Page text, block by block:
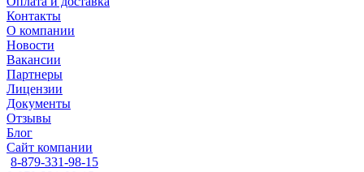
Контакты
О компании
Новости
Вакансии
Партнеры
Лицензии
Документы
Отзывы
Блог
Сайт компании
8-879-331-98-15